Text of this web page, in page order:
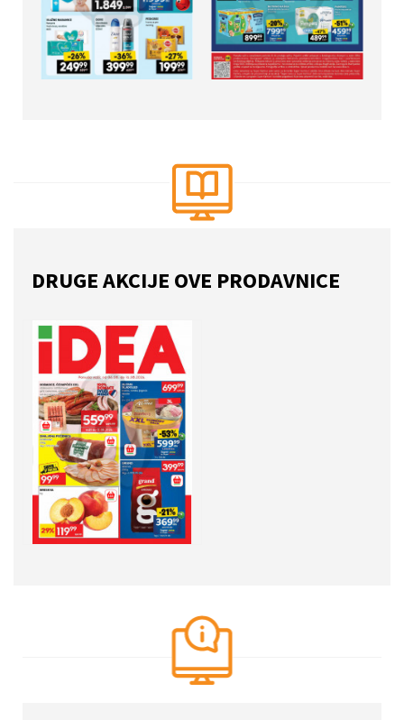
DRUGE AKCIJE OVE PRODAVNICE